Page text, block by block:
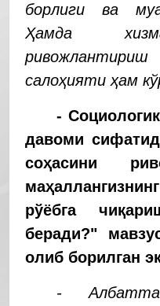
борлиги ва
Ҳамда
салоҳияти ҳам
-
давоми
соҳасини
рўёбга
беради?"
олиб борилган
-